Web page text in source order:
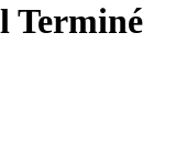
Terminé